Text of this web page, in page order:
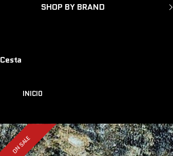
SHOP BY BRAND
Cesta
INICIO
ON SALE